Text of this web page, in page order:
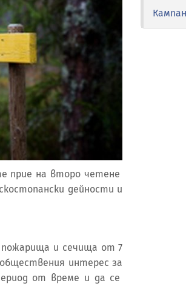
прие на второ четене
дейности и
пожарища и сечища от 7
интерес за
от време и да се